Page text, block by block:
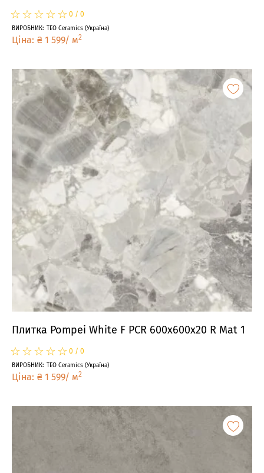
☆
★☆
★☆
★☆
★☆
★ 0 / 0
ВИРОБНИК: TEO Ceramics (Україна)
Ціна: ₴ 1 599/ м2
Плитка Pompei White F PCR 600x600x20 R Mat 1
☆
★☆
★☆
★☆
★☆
★ 0 / 0
ВИРОБНИК: TEO Ceramics (Україна)
Ціна: ₴ 1 599/ м2